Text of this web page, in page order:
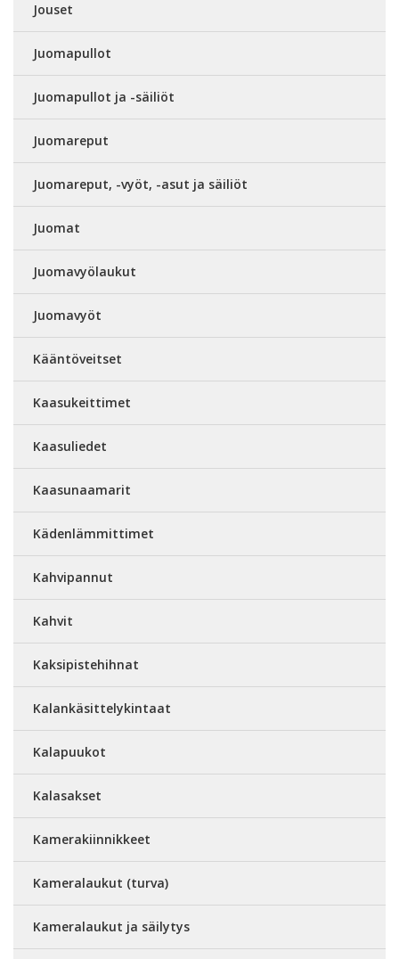
Jouset
Juomapullot
Juomapullot ja -säiliöt
Juomareput
Juomareput, -vyöt, -asut ja säiliöt
Juomat
Juomavyölaukut
Juomavyöt
Kääntöveitset
Kaasukeittimet
Kaasuliedet
Kaasunaamarit
Kädenlämmittimet
Kahvipannut
Kahvit
Kaksipistehihnat
Kalankäsittelykintaat
Kalapuukot
Kalasakset
Kamerakiinnikkeet
Kameralaukut (turva)
Kameralaukut ja säilytys